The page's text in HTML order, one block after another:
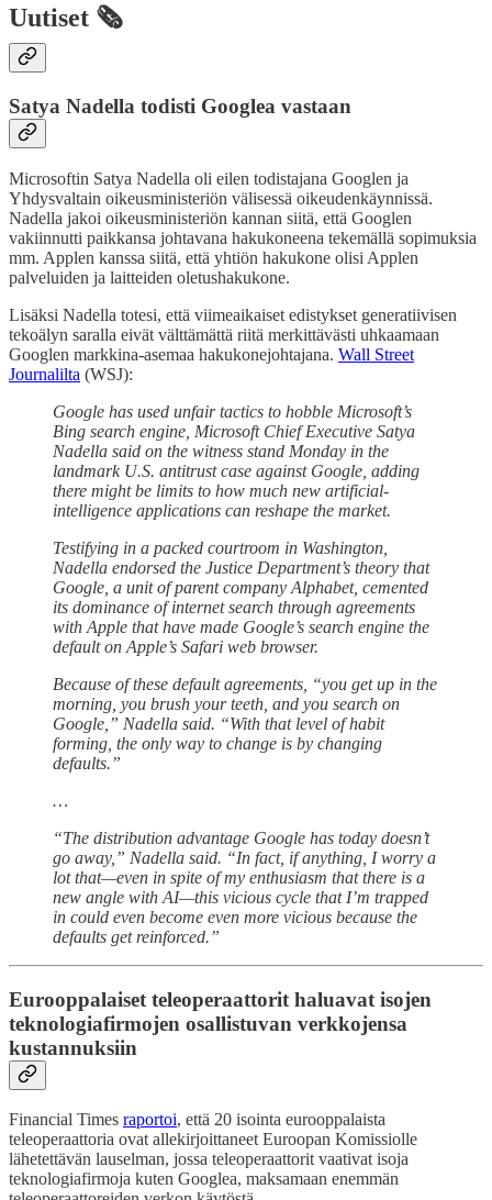
Uutiset 🗞️
Satya Nadella todisti Googlea vastaan
Microsoftin Satya Nadella oli eilen todistajana Googlen ja
Yhdysvaltain oikeusministeriön välisessä oikeudenkäynnissä.
Nadella jakoi oikeusministeriön kannan siitä, että Googlen
vakiinnutti paikkansa johtavana hakukoneena tekemällä sopimuksia
mm. Applen kanssa siitä, että yhtiön hakukone olisi Applen
palveluiden ja laitteiden oletushakukone.
Lisäksi Nadella totesi, että viimeaikaiset edistykset generatiivisen
tekoälyn saralla eivät välttämättä riitä merkittävästi uhkaamaan
Googlen markkina-asemaa hakukonejohtajana. Wall Street
Journalilta (WSJ):
Google has used unfair tactics to hobble Microsoft’s
Bing search engine, Microsoft Chief Executive Satya
Nadella said on the witness stand Monday in the
landmark U.S. antitrust case against Google, adding
there might be limits to how much new artificial-
intelligence applications can reshape the market.
Testifying in a packed courtroom in Washington,
Nadella endorsed the Justice Department’s theory that
Google, a unit of parent company Alphabet, cemented
its dominance of internet search through agreements
with Apple that have made Google’s search engine the
default on Apple’s Safari web browser.
Because of these default agreements, “you get up in the
morning, you brush your teeth, and you search on
Google,” Nadella said. “With that level of habit
forming, the only way to change is by changing
defaults.”
…
“The distribution advantage Google has today doesn’t
go away,” Nadella said. “In fact, if anything, I worry a
lot that—even in spite of my enthusiasm that there is a
new angle with AI—this vicious cycle that I’m trapped
in could even become even more vicious because the
defaults get reinforced.”
Eurooppalaiset teleoperaattorit haluavat isojen
teknologiafirmojen osallistuvan verkkojensa
kustannuksiin
Financial Times raportoi, että 20 isointa eurooppalaista
teleoperaattoria ovat allekirjoittaneet Euroopan Komissiolle
lähetettävän lauselman, jossa teleoperaattorit vaativat isoja
teknologiafirmoja kuten Googlea, maksamaan enemmän